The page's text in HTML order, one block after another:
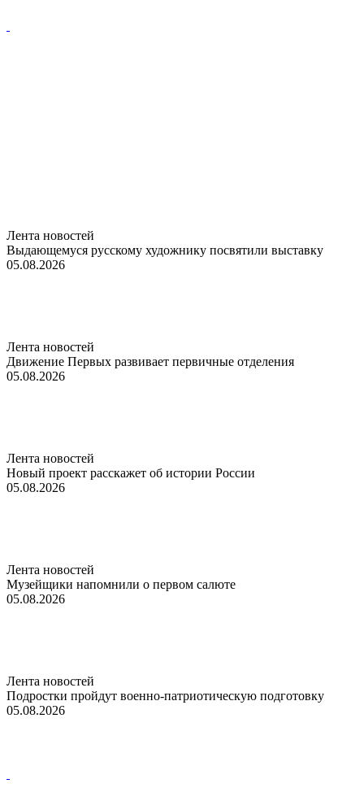
Лента новостей
Выдающемуся русскому художнику посвятили выставку
05.08.2026
Лента новостей
Движение Первых развивает первичные отделения
05.08.2026
Лента новостей
Новый проект расскажет об истории России
05.08.2026
Лента новостей
Музейщики напомнили о первом салюте
05.08.2026
Лента новостей
Подростки пройдут военно-патриотическую подготовку
05.08.2026